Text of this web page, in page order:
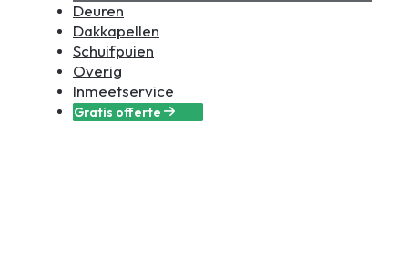
Deuren
Dakkapellen
Schuifpuien
Overig
Inmeetservice
Gratis offerte